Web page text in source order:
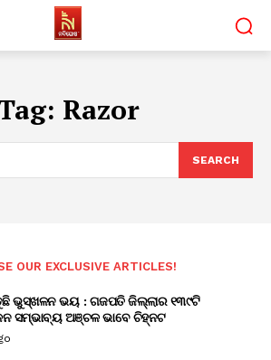
Razor
SEARCH
OUR EXCLUSIVE ARTICLES!
ଭୁସ୍ଖଳନ ଭୟ : ଗଜପତି ଜିଲ୍ଲାର ୧୩୯ଟି
ସମ୍ଭାବ୍ୟ ଅଞ୍ଚଳ ଭାବେ ଚିହ୍ନଟ